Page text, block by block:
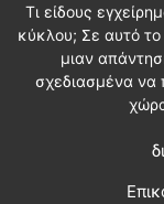
Τι είδους
κύκλου; Σε αυτό
μιαν
σχεδιασμένα να